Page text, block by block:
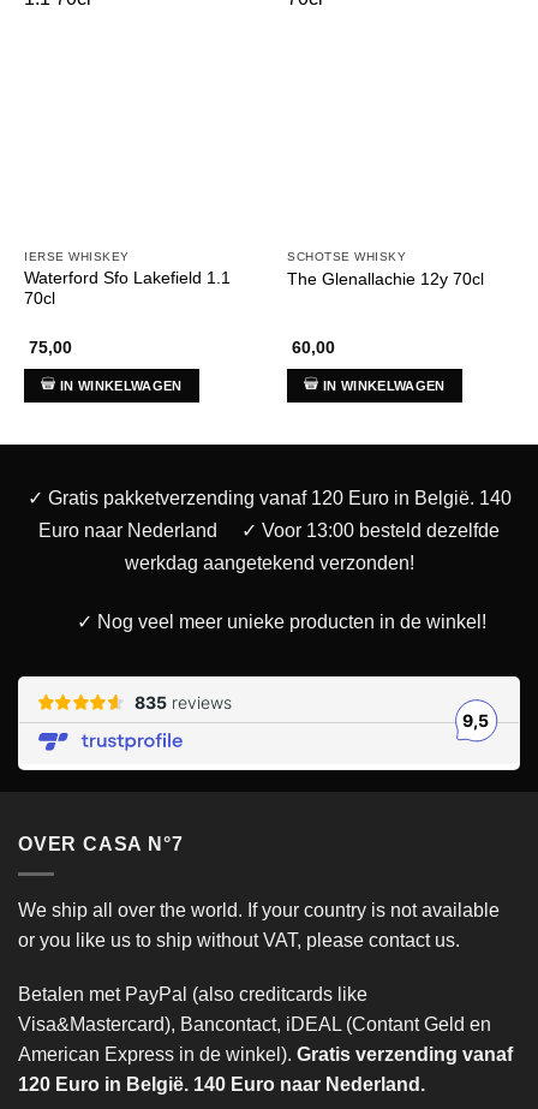
IERSE WHISKEY
Waterford Sfo Lakefield 1.1
70cl
75,00
IN WINKELWAGEN
SCHOTSE WHISKY
The Glenallachie 12y 70cl
60,00
IN WINKELWAGEN
✓ Gratis pakketverzending vanaf 120 Euro in België. 140
Euro naar Nederland
✓ Voor 13:00 besteld dezelfde
werkdag aangetekend verzonden!
✓ Nog veel meer unieke producten in de winkel!
OVER CASA N°7
We ship all over the world. If your country is not available
or you like us to ship without VAT, please contact us.
Betalen met PayPal (also creditcards like
Visa&Mastercard), Bancontact, iDEAL (Contant Geld en
American Express in de winkel). Gratis verzending vanaf
120 Euro in België. 140 Euro naar Nederland.